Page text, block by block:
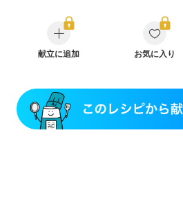
クローン病（寛解期）
過敏性腸症候
糖尿病性腎症（第１期）
糖尿病性腎
糖尿病性腎症（第３期）
CKD（ステ
乳がん（ホルモン療法中）
乳がん治療を終えた方・経過観察中の
胃がん（抗がん剤治療中）
献立に追加 お気に入り